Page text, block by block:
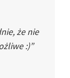
że nie
:)”